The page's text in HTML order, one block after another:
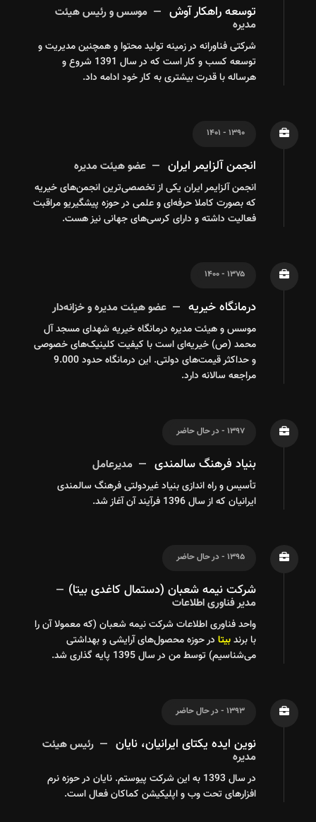
توسعه راهکار آوش موسس و رئیس هیئت
مدیره
شرکتی فناورانه در زمینه تولید محتوا و همچنین مدیریت و
توسعه کسب و کار است که در سال 1391 شروع و
هرساله با قدرت بیشتری به کار خود ادامه داد.
۱۳۹۰ - ۱۴۰۱
انجمن آلزایمر ایران عضو هیئت مدیره
انجمن آلزایمر ایران یکی از تخصصی‌ترین انجمن‌های خیریه
که بصورت کاملا حرفه‌ای و علمی در حوزه پیشگیریو مراقبت
فعالیت داشته و دارای کرسی‌های جهانی نیز هست.
۱۳۷۵ - ۱۴۰۰
درمانگاه خیریه عضو هیئت مدیره و خزانه‌دار
موسس و هیئت مدیره درمانگاه خیریه شهدای مسجد آل
محمد (ص) خیریه‌ای است با کیفیت کلینیک‌های خصوصی
و حداکثر قیمت‌های دولتی. این درمانگاه حدود 9.000
مراجعه سالانه دارد.
۱۳۹۷ - در حال حاضر
بنیاد فرهنگ سالمندی مدیرعامل
تأسیس و راه اندازی بنیاد غیردولتی فرهنگ سالمندی
ایرانیان که از سال 1396 فرآیند آن آغاز شد.
۱۳۹۵ - در حال حاضر
شرکت نیمه شعبان (دستمال کاغدی بیتا)
مدیر فناوری اطلاعات
واحد فناوری اطلاعات شرکت نیمه شعبان (که معمولا آن را
با برندبیتا در حوزه محصول‌های آرایشی و بهداشتی
می‌شناسیم) توسط من در سال 1395 پایه گذاری شد.
۱۳۹۳ - در حال حاضر
نوین ایده یکتای ایرانیان، نایان رئیس هیئت
مدیره
در سال 1393 به این شرکت پیوستم. نایان در حوزه نرم
افزارهای تحت وب و اپلیکیشن کماکان فعال است.